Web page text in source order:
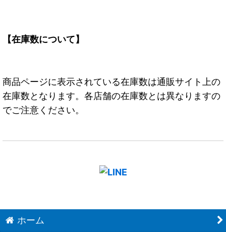
【在庫数について】
商品ページに表示されている在庫数は通販サイト上の
在庫数となります。各店舗の在庫数とは異なりますの
でご注意ください。
ホーム